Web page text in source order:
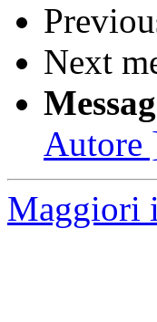
Next
Autore
Maggiori